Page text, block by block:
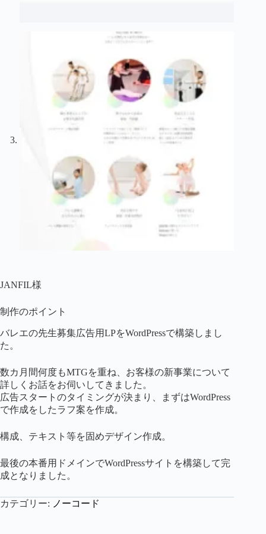
JANFIL様
制作のポイント
バレエの先生募集広告用LPをWordPressで構築しまし
た。
数カ月間何度もMTGを重ね、お客様の新事業について
詳しくお話をお伺いしてきました。
広告スタートのタイミングが決まり、まずはWordPress
で作成をしたラフ案を作成。
構成、テキスト等を固めデザイン作成。
最後の本番用ドメインでWordPressサイトを構築して完
成となりました。
カテゴリー: ノーコード